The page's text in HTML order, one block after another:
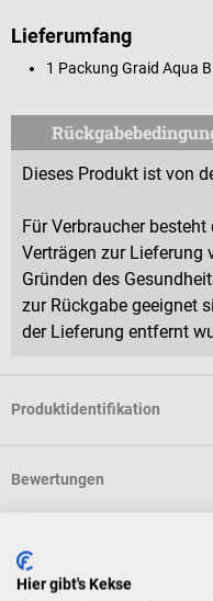
Lieferumfang
1 Packung Graid Aqua
Dieses Produkt ist von
Für Verbraucher
Verträgen zur Lieferung
Gründen des
zur Rückgabe geeignet
der Lieferung entfernt
Produktidentifikation
Bewertungen
Kunden kauften
Hier gibt's Kekse